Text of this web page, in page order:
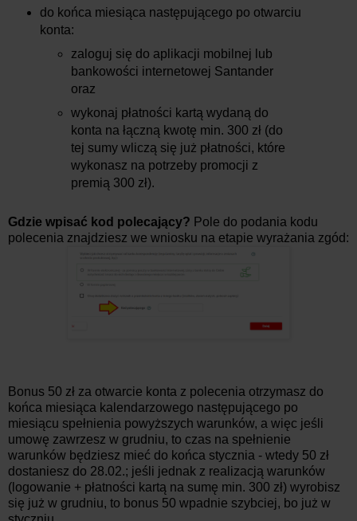
do końca miesiąca następującego po otwarciu
konta:
zaloguj się do aplikacji mobilnej lub
bankowości internetowej Santander
oraz
wykonaj płatności kartą wydaną do
konta na łączną kwotę min. 300 zł (do
tej sumy wliczą się już płatności, które
wykonasz na potrzeby promocji z
premią 300 zł).
Gdzie wpisać kod polecający? Pole do podania kodu
polecenia znajdziesz we wniosku na etapie wyrażania zgód:
Bonus 50 zł za otwarcie konta z polecenia otrzymasz do
końca miesiąca kalendarzowego następującego po
miesiącu spełnienia powyższych warunków, a więc jeśli
umowę zawrzesz w grudniu, to czas na spełnienie
warunków będziesz mieć do końca stycznia - wtedy 50 zł
dostaniesz do 28.02.; jeśli jednak z realizacją warunków
(logowanie + płatności kartą na sumę min. 300 zł) wyrobisz
się już w grudniu, to bonus 50 wpadnie szybciej, bo już w